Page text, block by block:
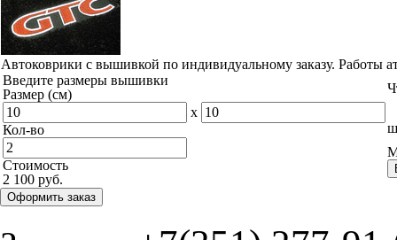
Автоковрики с вышивкой по индивидуальному заказу. Работы
Введите размеры вышивки
Размер (см)
x
Кол-во
Стоимость
2 100 руб.
Оформить заказ